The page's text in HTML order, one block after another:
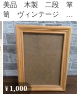
美品 木製 二段 箪
笥 ヴィンテージ 小
物入れ 金具などしっ
かりとした作り
¥ 1,000